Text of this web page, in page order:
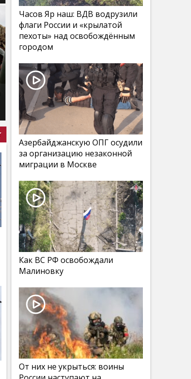
Часов Яр наш: ВДВ водрузили
флаги России и «крылатой
пехоты» над освобождённым
городом
Азербайджанскую ОПГ осудили
за организацию незаконной
миграции в Москве
Как ВС РФ освобождали
Малиновку
От них не укрыться: воины